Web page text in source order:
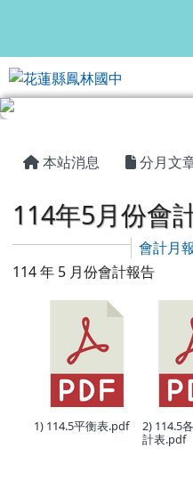
本站消息 分月文
114年5月份會
會計月報
114 年 5 月份會計報告
1) 114.5平衡表.pdf
2) 114.5
計表.pdf